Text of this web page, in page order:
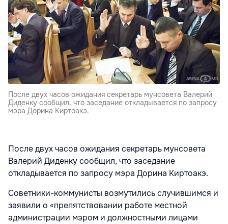
После двух часов ожидания секретарь мунсовета Валерий
Диденку сообщил, что заседание откладывается по запросу
мэра Дорина Киртоакэ.
После двух часов ожидания секретарь мунсовета
Валерий Диденку сообщил, что заседание
откладывается по запросу мэра Дорина Киртоакэ.
Советники-коммунисты возмутились случившимся и
заявили о «препятствовании работе местной
администрации мэром и должностными лицами